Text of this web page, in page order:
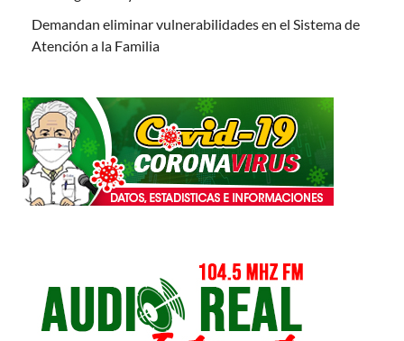
Demandan eliminar vulnerabilidades en el Sistema de
Atención a la Familia